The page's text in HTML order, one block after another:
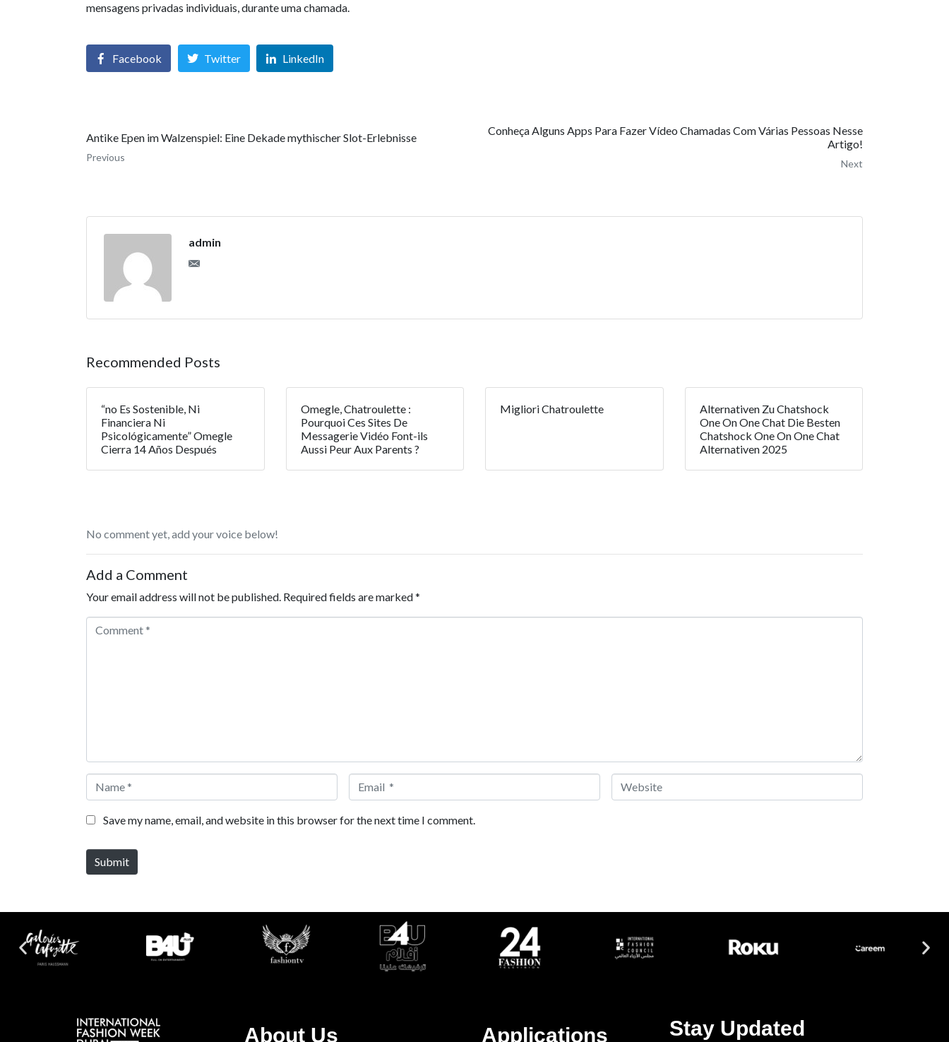
mensagens privadas individuais, durante uma chamada.
Facebook Twitter LinkedIn
Antike Epen im Walzenspiel: Eine Dekade mythischer Slot-Erlebnisse
Previous
Conheça Alguns Apps Para Fazer Vídeo Chamadas Com Várias Pessoas Nesse
Artigo!
Next
admin
Recommended Posts
“no Es Sostenible, Ni
Financiera Ni
Psicológicamente” Omegle
Cierra 14 Años Después
Omegle, Chatroulette :
Pourquoi Ces Sites De
Messagerie Vidéo Font-ils
Aussi Peur Aux Parents ?
Migliori Chatroulette
Alternativen Zu Chatshock
One On One Chat Die Besten
Chatshock One On One Chat
Alternativen 2025
No comment yet, add your voice below!
Add a Comment
Your email address will not be published. Required fields are marked*
Comment *
Name * Email * Website
Save my name, email, and website in this browser for the next time I comment.
Submit
About Us Applications Stay Updated